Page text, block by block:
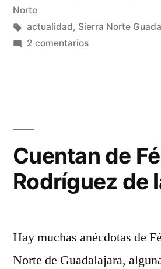
en
Norte
Etiquetas:
actualidad, Sierra Norte
2 comentariosen
Cuentan de
Rodríguez de
Hay muchas anécdotas de
Norte de Guadalajara,